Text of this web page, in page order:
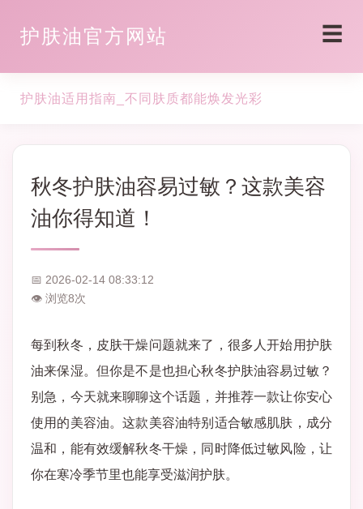
护肤油官方网站 ☰
护肤油适用指南_不同肤质都能焕发光彩
秋冬护肤油容易过敏？这款美容
油你得知道！
📅 2026-02-14 08:33:12
👁 浏览8次
每到秋冬，皮肤干燥问题就来了，很多人开始用护肤
油来保湿。但你是不是也担心秋冬护肤油容易过敏？
别急，今天就来聊聊这个话题，并推荐一款让你安心
使用的美容油。这款美容油特别适合敏感肌肤，成分
温和，能有效缓解秋冬干燥，同时降低过敏风险，让
你在寒冷季节里也能享受滋润护肤。